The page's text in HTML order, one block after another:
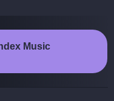
Music